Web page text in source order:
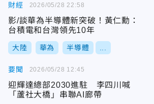
財經
影/談華為半導體新突破！黃仁勳：
台積電和台灣領先10年
大陸 華為 半導體
2026/05/28 22:58
要聞
迎輝達總部2030進駐 李四川喊
「蘆社大橋」串聯AI廊帶
2026/05/28 12:45